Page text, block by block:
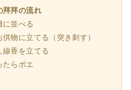
拜拜の流れ
に並べる
供物に立てる（突き刺す）
線香を立てる
たらポエ